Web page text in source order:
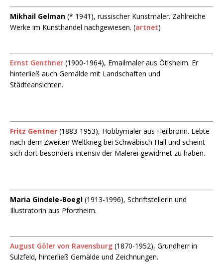
Mikhail Gelman (* 1941), russischer Kunstmaler. Zahlreiche
Werke im Kunsthandel nachgewiesen. (artnet)
Ernst Genthner (1900-1964), Emailmaler aus Ötisheim. Er
hinterließ auch Gemälde mit Landschaften und
Städteansichten.
Fritz Gentner (1883-1953), Hobbymaler aus Heilbronn. Lebte
nach dem Zweiten Weltkrieg bei Schwäbisch Hall und scheint
sich dort besonders intensiv der Malerei gewidmet zu haben.
Maria Gindele-Boegl (1913-1996), Schriftstellerin und
Illustratorin aus Pforzheim.
August Göler von Ravensburg (1870-1952), Grundherr in
Sulzfeld, hinterließ Gemälde und Zeichnungen.